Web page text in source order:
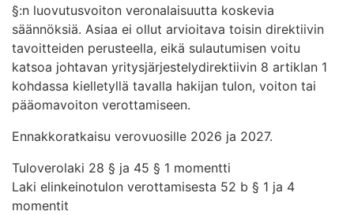
§:n luovutusvoiton veronalaisuutta koskevia
säännöksiä. Asiaa ei ollut arvioitava toisin direktiivin
tavoitteiden perusteella, eikä sulautumisen voitu
katsoa johtavan yritysjärjestelydirektiivin 8 artiklan 1
kohdassa kielletyllä tavalla hakijan tulon, voiton tai
pääomavoiton verottamiseen.
Ennakkoratkaisu verovuosille 2026 ja 2027.
Tuloverolaki 28 § ja 45 § 1 momentti
Laki elinkeinotulon verottamisesta 52 b § 1 ja 4
momentit